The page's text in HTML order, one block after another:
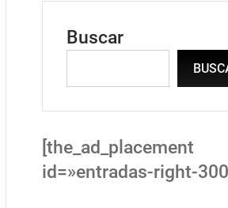
Buscar
[the_ad_placement
id=»entradas-right-